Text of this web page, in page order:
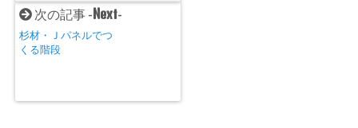
次の記事 - Next-
杉材・Ｊパネルでつ
くる階段